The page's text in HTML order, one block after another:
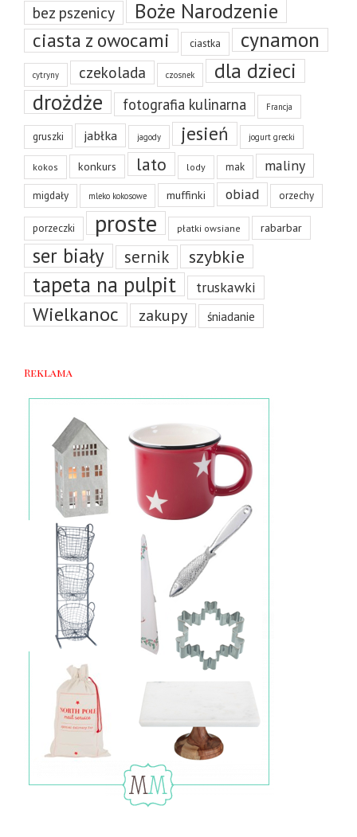
bez pszenicy Boże Narodzenie
ciasta z owocami ciastka cynamon
cytryny czekolada czosnek dla dzieci
drożdże fotografia kulinarna Francja
gruszki jabłka jagody jesień jogurt grecki
kokos konkurs lato lody mak maliny
migdały mleko kokosowe muffinki obiad orzechy
porzeczki proste płatki owsiane rabarbar
ser biały sernik szybkie
tapeta na pulpit truskawki
Wielkanoc zakupy śniadanie
Reklama